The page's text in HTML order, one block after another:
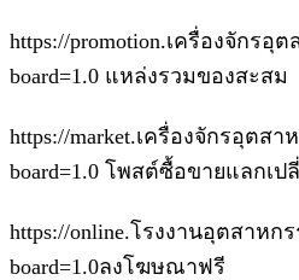
https://promotion.เครื่องจักรอุ
board=1.0 แหล่งรวมของสะสม
https://market.เครื่องจักรอุตสา
board=1.0 โพสต์ซื้อขายแลกเป
https://online.โรงงานอุตสาหกร
board=1.0ลงโฆษณาฟรี